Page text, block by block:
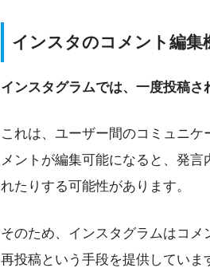
インスタのコメント編集
インスタグラムでは、一度投稿さ
これは、ユーザー間のコミュニ
メントが編集可能になると、発
れたりする可能性があります。
そのため、インスタグラムはコ
再投稿という手段を提供していま